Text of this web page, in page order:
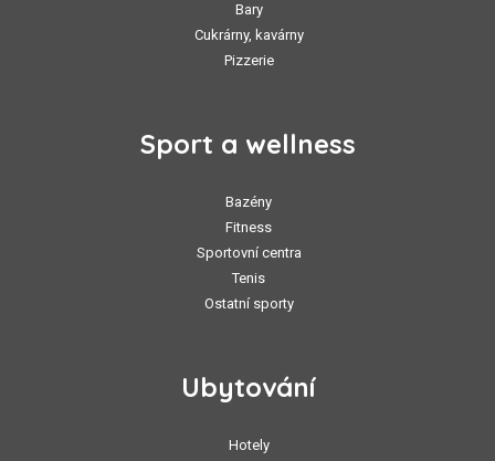
Bary
Cukrárny, kavárny
Pizzerie
Sport a wellness
Bazény
Fitness
Sportovní centra
Tenis
Ostatní sporty
Ubytování
Hotely